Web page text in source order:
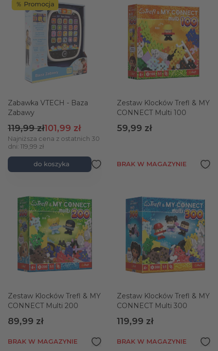
％ Promocja
Zabawka VTECH - Baza
Zabawy
Cena promocyjna
101,99 zł
Cena regularna
119,99 zł
Najniższa cena z ostatnich 30
dni: 119,99 zł
do koszyka
Zestaw Klocków Trefl & MY
CONNECT Multi 100
59,99 zł
BRAK W MAGAZYNIE
Zestaw Klocków Trefl & MY
CONNECT Multi 200
89,99 zł
BRAK W MAGAZYNIE
Zestaw Klocków Trefl & MY
CONNECT Multi 300
119,99 zł
BRAK W MAGAZYNIE